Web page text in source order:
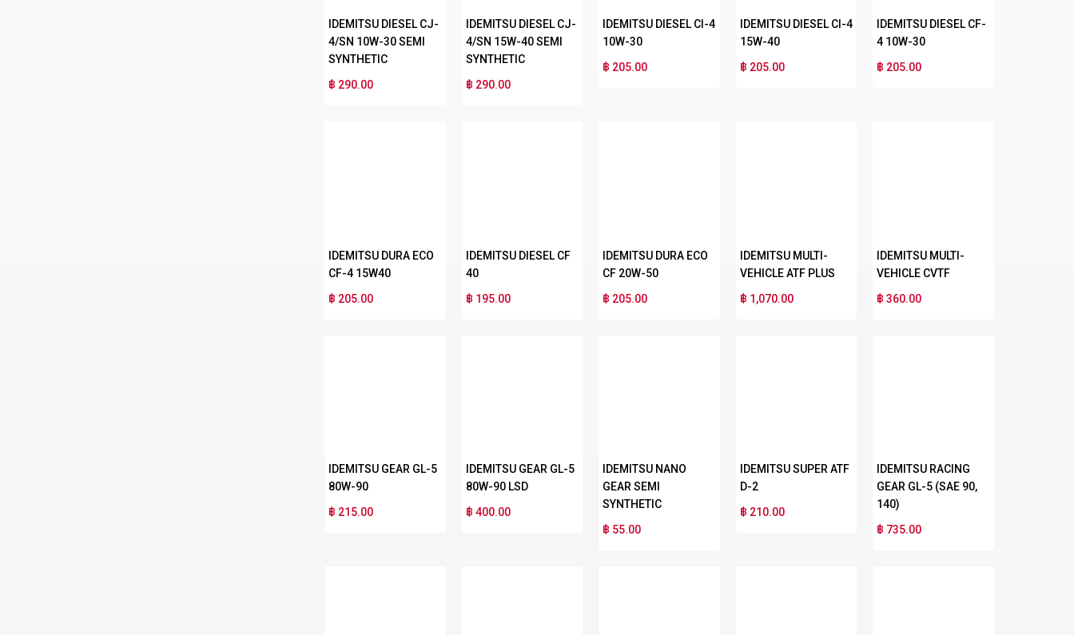
IDEMITSU DIESEL CJ-
4/SN 10W-30 SEMI
SYNTHETIC
฿ 290.00
IDEMITSU DIESEL CJ-
4/SN 15W-40 SEMI
SYNTHETIC
฿ 290.00
IDEMITSU DIESEL CI-4
10W-30
฿ 205.00
IDEMITSU DIESEL CI-4
15W-40
฿ 205.00
IDEMITSU DIESEL CF-
4 10W-30
฿ 205.00
IDEMITSU DURA ECO
CF-4 15W40
฿ 205.00
IDEMITSU DIESEL CF
40
฿ 195.00
IDEMITSU DURA ECO
CF 20W-50
฿ 205.00
IDEMITSU MULTI-
VEHICLE ATF PLUS
฿ 1,070.00
IDEMITSU MULTI-
VEHICLE CVTF
฿ 360.00
IDEMITSU GEAR GL-5
80W-90
฿ 215.00
IDEMITSU GEAR GL-5
80W-90 LSD
฿ 400.00
IDEMITSU NANO
GEAR SEMI
SYNTHETIC
฿ 55.00
IDEMITSU SUPER ATF
D-2
฿ 210.00
IDEMITSU RACING
GEAR GL-5 (SAE 90,
140)
฿ 735.00